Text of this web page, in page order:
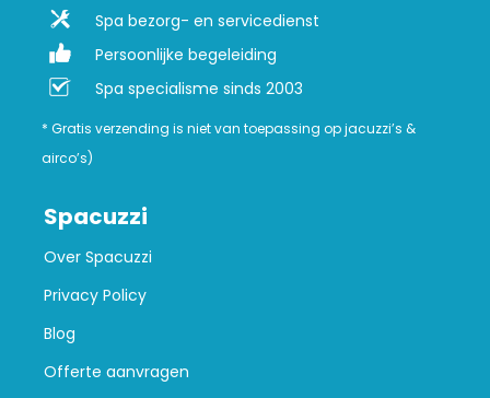
Spa bezorg- en servicedienst
Persoonlijke begeleiding
Spa specialisme sinds 2003
* Gratis verzending is niet van toepassing op jacuzzi’s &
airco’s)
Spacuzzi
Over Spacuzzi
Privacy Policy
Blog
Offerte aanvragen